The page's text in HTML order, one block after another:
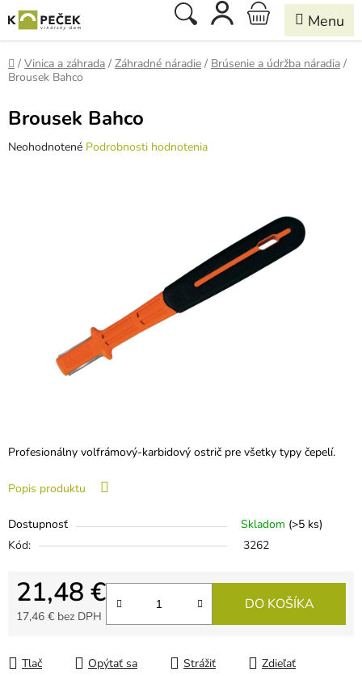
na
obsah
Hľadať
NÁKUPNÝ
KOŠÍK
Domov
/ Vinica a záhrada / Záhradné náradie / Brúsenie a údržba náradia /
Brousek Bahco
Profesionálny volfrámový-karbidový ostrič pre všetky typy čepelí.
Popis produktu
Dostupnosť Skladom (>5 ks)
Kód:
3262
21,48 €
17,46 € bez DPH
DO KOŠÍKA
Tlač Opýtať sa Strážiť Zdieľať
Brousek Bahco
Priemerné
Neohodnotené Podrobnosti hodnotenia